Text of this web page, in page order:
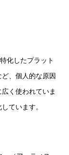
化したプラット
、個人的な原因
く使われていま
ています。